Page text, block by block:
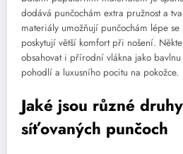
dodává punčochám extra pružnost a
materiály umožňují punčochám lépe
poskytují větší komfort při nošení.
obsahovat i přírodní vlákna jako
pohodlí a luxusního pocitu na pokožce.
Jaké jsou různé
síťovaných punčoch